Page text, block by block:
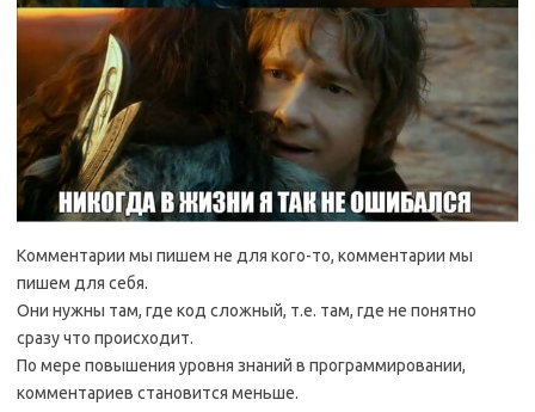
Комментарии мы пишем не для кого-то, комментарии мы
пишем для себя.
Они нужны там, где код сложный, т.е. там, где не понятно
сразу что происходит.
По мере повышения уровня знаний в программировании,
комментариев становится меньше.